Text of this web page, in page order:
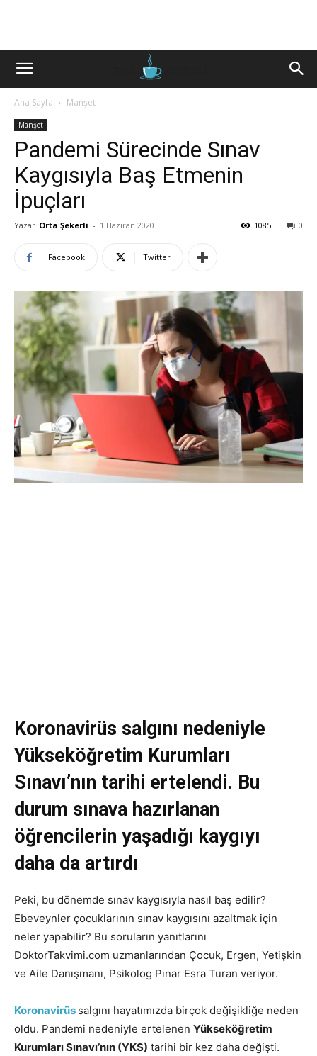
Ana Sayfa Manşet
Manşet
Pandemi Sürecinde Sınav
Kaygısıyla Baş Etmenin
İpuçları
Yazar Orta Şekerli - 1 Haziran 2020 0
1085
Facebook Twitter
Koronavirüs salgını nedeniyle
Yükseköğretim Kurumları
Sınavı’nın tarihi ertelendi. Bu
durum sınava hazırlanan
öğrencilerin yaşadığı kaygıyı
daha da artırdı
Peki, bu dönemde sınav kaygısıyla nasıl baş edilir?
Ebeveynler çocuklarının sınav kaygısını azaltmak için
neler yapabilir? Bu soruların yanıtlarını
DoktorTakvimi.com uzmanlarından Çocuk, Ergen, Yetişkin
ve Aile Danışmanı, Psikolog Pınar Esra Turan veriyor.
Koronavirüs salgını hayatımızda birçok değişikliğe neden
oldu. Pandemi nedeniyle ertelenen Yükseköğretim
Kurumları Sınavı’nın (YKS) tarihi bir kez daha değişti.